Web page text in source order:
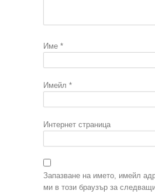
Име *
Имейл *
Интернет страница
Запазване на името, имейл
ми в този браузър за